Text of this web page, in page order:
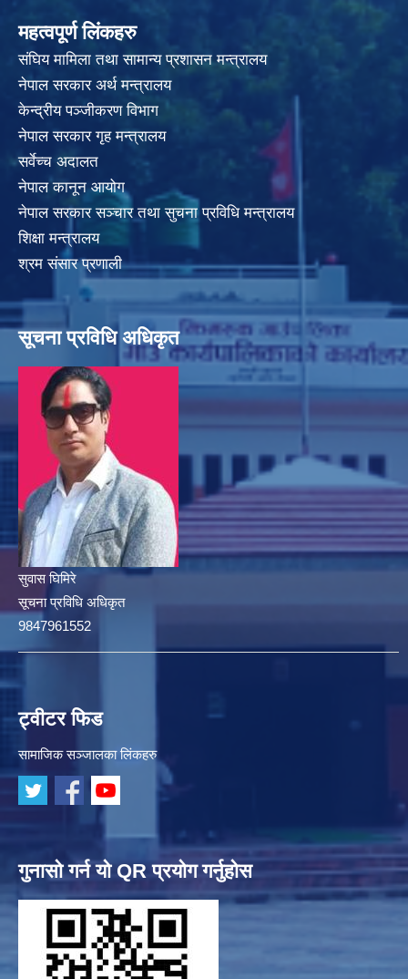
महत्वपूर्ण लिंकहरु
संघिय मामिला तथा सामान्य प्रशासन मन्त्रालय
नेपाल सरकार अर्थ मन्त्रालय
केन्द्रीय पञ्जीकरण विभाग
नेपाल सरकार गृह मन्त्रालय
सर्वेच्च अदालत
नेपाल कानून आयोग
नेपाल सरकार सञ्चार तथा सुचना प्रविधि मन्त्रालय
शिक्षा मन्त्रालय
श्रम संसार प्रणाली
सूचना प्रविधि अधिकृत
सुवास घिमिरे
सूचना प्रविधि अधिकृत
9847961552
ट्वीटर फिड
सामाजिक सञ्जालका लिंकहरु
गुनासो गर्न यो QR प्रयोग गर्नुहोस